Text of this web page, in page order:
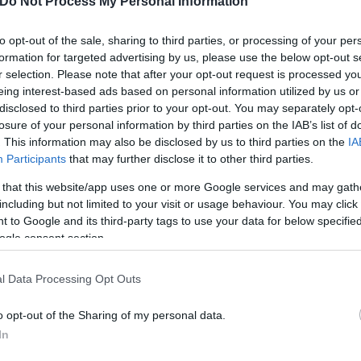
opt-out of the sale, sharing to third parties, or processing of your
for targeted advertising by us, please use the below opt-out
selection. Please note that after your opt-out request is processed
interest-based ads based on personal information utilized by us
to third parties prior to your opt-out. You may separately
of your personal information by third parties on the IAB’s list of
This information may also be disclosed by us to third parties on the
Participants that may further disclose it to other third parties.
that this website/app uses one or more Google services and may
but not limited to your visit or usage behaviour. You may
to Google and its third-party tags to use your data for below
consent section.
Data Processing Opt Outs
opt-out of the Sharing of my personal data.
στο Ριάντ, με σκορ 2-0 και ταξίδεψε στην
Μάλκομ στο 90+5' κατέστησαν εύκολο το έργο
αντιμέτωπη με την Αλ Αΐν.